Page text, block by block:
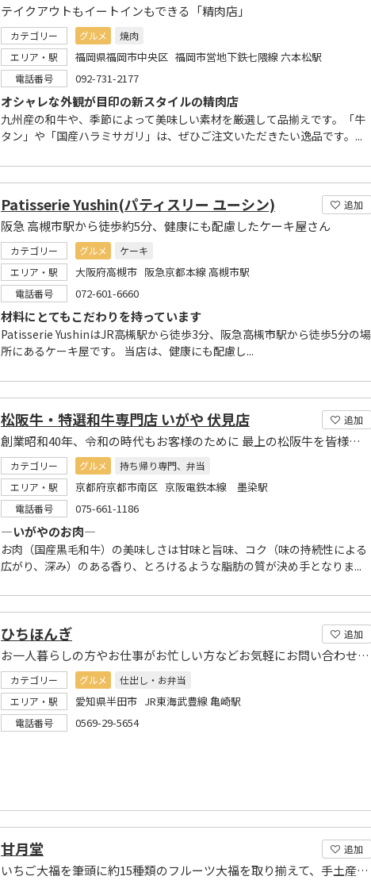
テイクアウトもイートインもできる「精肉店」
カテゴリー グルメ
焼肉
エリア・駅
福岡県福岡市中央区 福岡市営地下鉄七隈線 六本松駅
電話番号 092-731-2177
オシャレな外観が目印の新スタイルの精肉店
九州産の和牛や、季節によって美味しい素材を厳選して品揃えです。「牛
タン」や「国産ハラミサガリ」は、ぜひご注文いただきたい逸品です。...
追加
Patisserie Yushin(パティスリー ユーシン)
阪急 高槻市駅から徒歩約5分、健康にも配慮したケーキ屋さん
カテゴリー グルメ
ケーキ
エリア・駅
大阪府高槻市 阪急京都本線 高槻市駅
電話番号 072-601-6660
材料にとてもこだわりを持っています
Patisserie YushinはJR高槻駅から徒歩3分、阪急高槻市駅から徒歩5分の場
所にあるケーキ屋です。 当店は、健康にも配慮し...
追加
松阪牛・特選和牛専門店 いがや 伏見店
創業昭和40年、令和の時代もお客様のために 最上の松阪牛を皆様の食卓へお届けします。
カテゴリー グルメ
持ち帰り専門、弁当
エリア・駅
京都府京都市南区 京阪電鉄本線 墨染駅
電話番号 075-661-1186
―いがやのお肉―
お肉（国産黒毛和牛）の美味しさは甘味と旨味、コク（味の持続性による
広がり、深み）のある香り、とろけるような脂肪の質が決め手となりま...
追加
ひちほんぎ
お一人暮らしの方やお仕事がお忙しい方などお気軽にお問い合わせください
カテゴリー グルメ
仕出し・お弁当
エリア・駅
愛知県半田市 JR東海武豊線 亀崎駅
電話番号 0569-29-5654
追加
甘月堂
いちご大福を筆頭に約15種類のフルーツ大福を取り揃えて、手土産やご贈答に人気です